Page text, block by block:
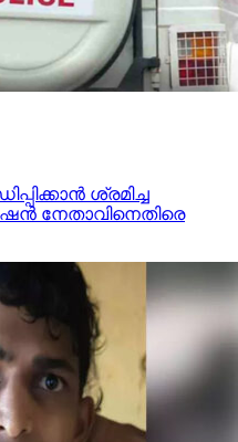
ശ്രമിച്ച
നേതാവിനെതിരെ